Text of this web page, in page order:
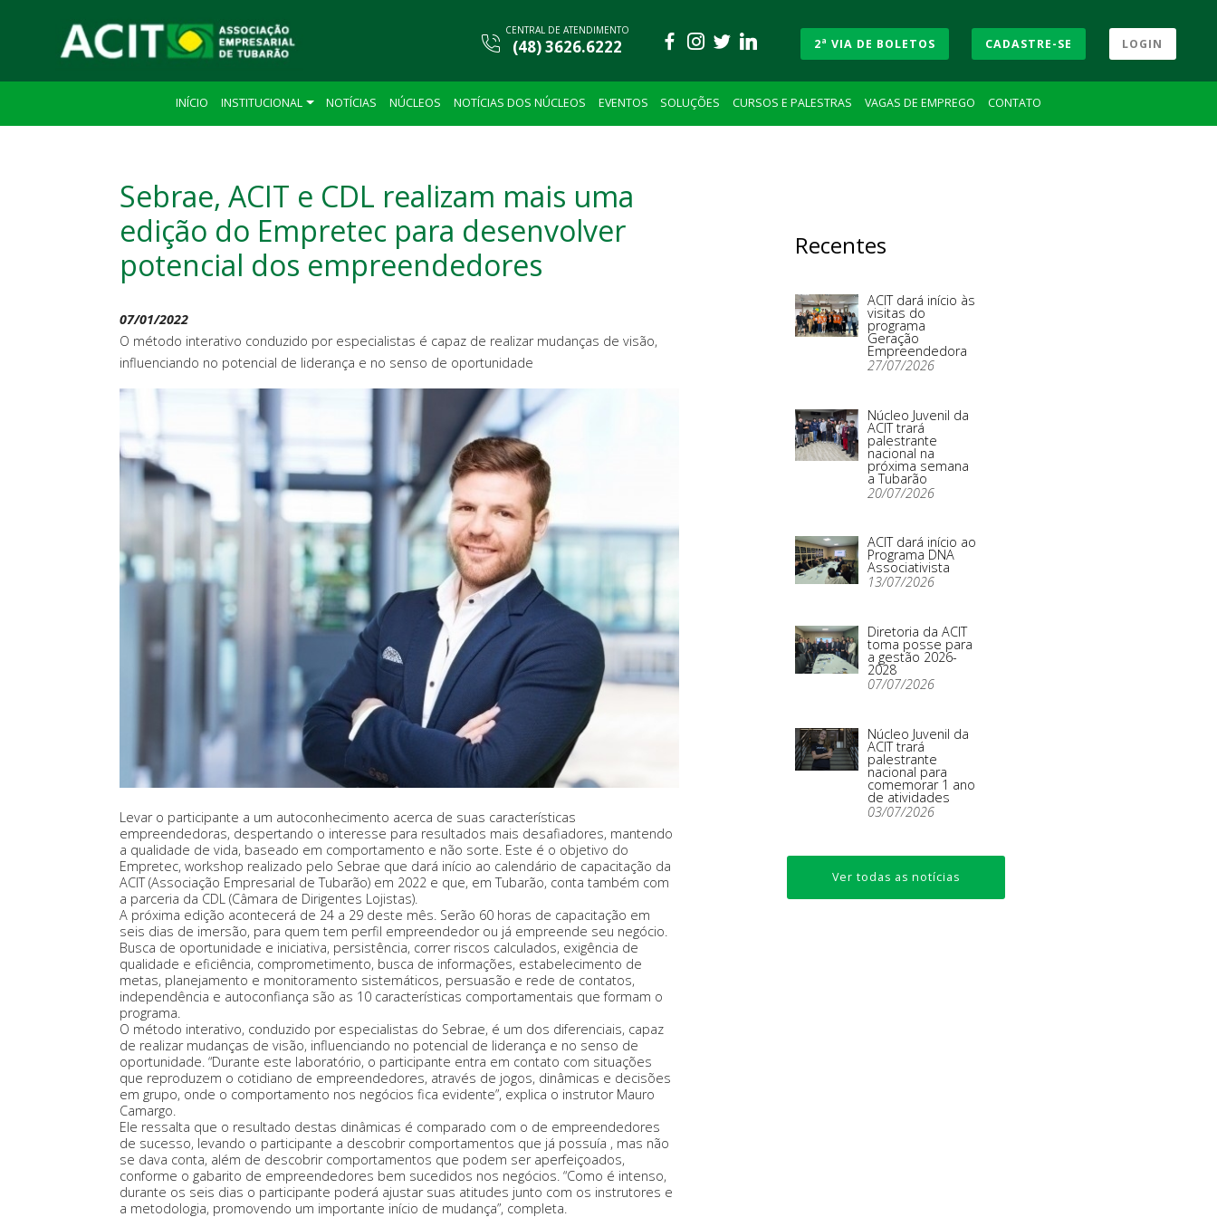
CENTRAL DE ATENDIMENTO
(48) 3626.6222 2ª VIA DE BOLETOS CADASTRE-SE LOGIN
INÍCIO INSTITUCIONAL NOTÍCIAS NÚCLEOS NOTÍCIAS DOS NÚCLEOS EVENTOS SOLUÇÕES CURSOS E PALESTRAS VAGAS DE EMPREGO CONTATO
Sebrae, ACIT e CDL realizam mais uma
edição do Empretec para desenvolver
potencial dos empreendedores
07/01/2022
O método interativo conduzido por especialistas é capaz de realizar mudanças de visão,
influenciando no potencial de liderança e no senso de oportunidade
Levar o participante a um autoconhecimento acerca de suas características
empreendedoras, despertando o interesse para resultados mais desafiadores, mantendo
a qualidade de vida, baseado em comportamento e não sorte. Este é o objetivo do
Empretec, workshop realizado pelo Sebrae que dará início ao calendário de capacitação da
ACIT (Associação Empresarial de Tubarão) em 2022 e que, em Tubarão, conta também com
a parceria da CDL (Câmara de Dirigentes Lojistas).
A próxima edição acontecerá de 24 a 29 deste mês. Serão 60 horas de capacitação em
seis dias de imersão, para quem tem perfil empreendedor ou já empreende seu negócio.
Busca de oportunidade e iniciativa, persistência, correr riscos calculados, exigência de
qualidade e eficiência, comprometimento, busca de informações, estabelecimento de
metas, planejamento e monitoramento sistemáticos, persuasão e rede de contatos,
independência e autoconfiança são as 10 características comportamentais que formam o
programa.
O método interativo, conduzido por especialistas do Sebrae, é um dos diferenciais, capaz
de realizar mudanças de visão, influenciando no potencial de liderança e no senso de
oportunidade. “Durante este laboratório, o participante entra em contato com situações
que reproduzem o cotidiano de empreendedores, através de jogos, dinâmicas e decisões
em grupo, onde o comportamento nos negócios fica evidente”, explica o instrutor Mauro
Camargo.
Ele ressalta que o resultado destas dinâmicas é comparado com o de empreendedores
de sucesso, levando o participante a descobrir comportamentos que já possuía , mas não
se dava conta, além de descobrir comportamentos que podem ser aperfeiçoados,
conforme o gabarito de empreendedores bem sucedidos nos negócios. “Como é intenso,
durante os seis dias o participante poderá ajustar suas atitudes junto com os instrutores e
a metodologia, promovendo um importante início de mudança”, completa.
Recentes
ACIT dará início às
visitas do
programa
Geração
Empreendedora
27/07/2026
Núcleo Juvenil da
ACIT trará
palestrante
nacional na
próxima semana
a Tubarão
20/07/2026
ACIT dará início ao
Programa DNA
Associativista
13/07/2026
Diretoria da ACIT
toma posse para
a gestão 2026-
2028
07/07/2026
Núcleo Juvenil da
ACIT trará
palestrante
nacional para
comemorar 1 ano
de atividades
03/07/2026
Ver todas as notícias